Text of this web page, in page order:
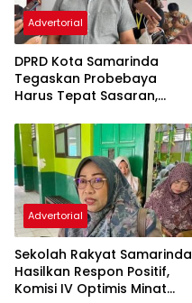
Advertorial
DPRD Kota Samarinda
Tegaskan Probebaya
Harus Tepat Sasaran,
Semata
Advertorial
Sekolah Rakyat Samarinda
Hasilkan Respon Positif,
Komisi IV Optimis Minat